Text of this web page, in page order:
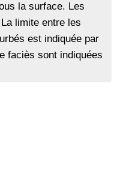
la surface. Les
limite entre les
est indiquée par
faciès sont indiquées